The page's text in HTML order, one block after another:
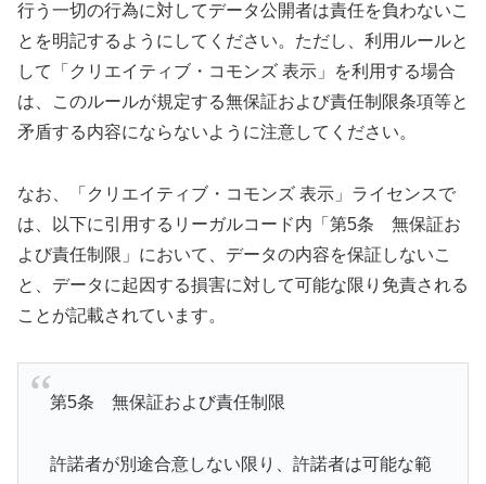
行う一切の行為に対してデータ公開者は責任を負わないこ
とを明記するようにしてください。ただし、利用ルールと
して「クリエイティブ・コモンズ 表示」を利用する場合
は、このルールが規定する無保証および責任制限条項等と
矛盾する内容にならないように注意してください。
なお、「クリエイティブ・コモンズ 表示」ライセンスで
は、以下に引用するリーガルコード内「第5条 無保証お
よび責任制限」において、データの内容を保証しないこ
と、データに起因する損害に対して可能な限り免責される
ことが記載されています。
第5条 無保証および責任制限
許諾者が別途合意しない限り、許諾者は可能な範